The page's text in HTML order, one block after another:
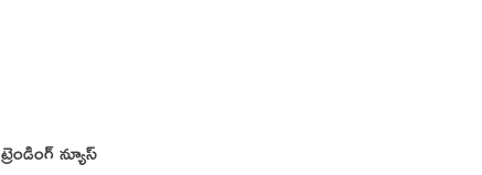
ట్రెండింగ్ న్యూస్